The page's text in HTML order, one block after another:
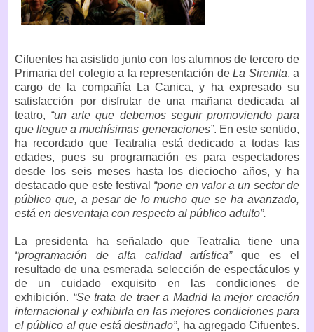
Cifuentes ha asistido junto con los alumnos de tercero de
Primaria del colegio a la representación deLa Sirenita, a
cargo de la compañía La Canica, y ha expresado su
satisfacción por disfrutar de una mañana dedicada al
teatro, “un arte que debemos seguir promoviendo para
que llegue a muchísimas generaciones”. En este sentido,
ha recordado que Teatralia está dedicado a todas las
edades, pues su programación es para espectadores
desde los seis meses hasta los dieciocho años, y ha
destacado que este festival “pone en valor a un sector de
público que, a pesar de lo mucho que se ha avanzado,
está en desventaja con respecto al público adulto”.
La presidenta ha señalado que Teatralia tiene una
“programación de alta calidad artística”que es el
resultado de una esmerada selección de espectáculos y
de un cuidado exquisito en las condiciones de
exhibición. “Se trata de traer a Madrid la mejor creación
internacional y exhibirla en las mejores condiciones para
el público al que está destinado”, ha agregado Cifuentes.